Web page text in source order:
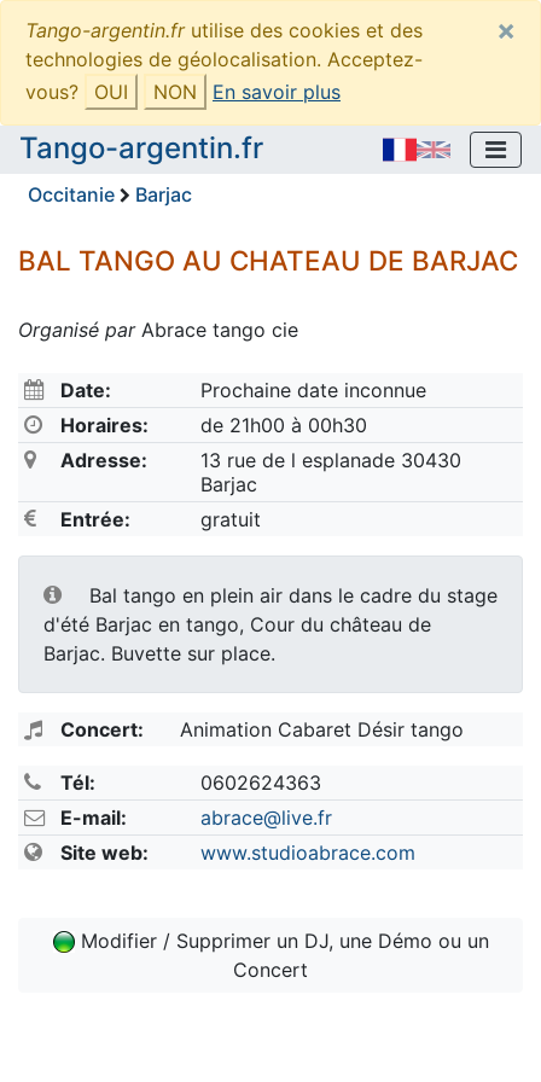
Tango-argentin.frutilise des cookies et des
technologies de géolocalisation. Acceptez-
vous?
OUI NON En savoir plus
×
Tango-argentin.fr
Occitanie Barjac
BAL TANGO AU CHATEAU DE BARJAC
Organisé parAbrace tango cie
Date:
Prochaine date inconnue
Horaires:
de 21h00 à 00h30
Adresse:
13 rue de l esplanade 30430
Barjac
Entrée:
gratuit
Bal tango en plein air dans le cadre du stage
d'été Barjac en tango, Cour du château de
Barjac. Buvette sur place.
Concert: Animation Cabaret Désir tango
Tél:
0602624363
E-mail:
abrace@live.fr
Site web:
www.studioabrace.com
Modifier / Supprimer un DJ, une Démo ou un
Concert